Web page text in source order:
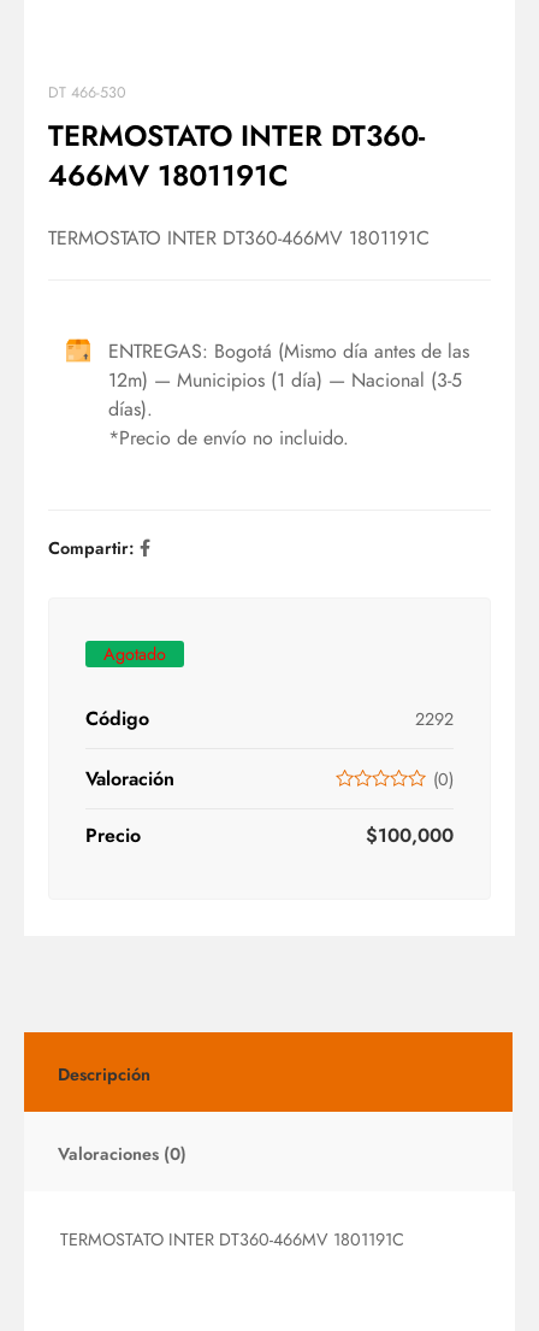
DT 466-530
TERMOSTATO INTER DT360-
466MV 1801191C
TERMOSTATO INTER DT360-466MV 1801191C
ENTREGAS: Bogotá (Mismo día antes de las
12m) — Municipios (1 día) — Nacional (3-5
días).
*Precio de envío no incluido.
Compartir:
Agotado
Código 2292
Valoración (0)
Precio $100,000
Descripción
Valoraciones (0)
TERMOSTATO INTER DT360-466MV 1801191C